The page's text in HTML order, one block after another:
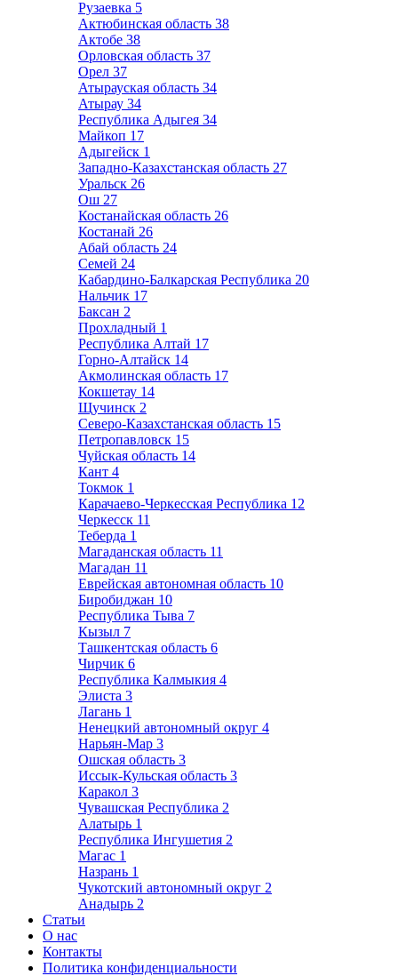
Рузаевка 5
Актюбинская область 38
Актобе 38
Орловская область 37
Орел 37
Атырауская область 34
Атырау 34
Республика Адыгея 34
Майкоп 17
Адыгейск 1
Западно-Казахстанская область 27
Уральск 26
Ош 27
Костанайская область 26
Костанай 26
Абай область 24
Семей 24
Кабардино-Балкарская Республика 20
Нальчик 17
Баксан 2
Прохладный 1
Республика Алтай 17
Горно-Алтайск 14
Акмолинская область 17
Кокшетау 14
Щучинск 2
Северо-Казахстанская область 15
Петропавловск 15
Чуйская область 14
Кант 4
Токмок 1
Карачаево-Черкесская Республика 12
Черкесск 11
Теберда 1
Магаданская область 11
Магадан 11
Еврейская автономная область 10
Биробиджан 10
Республика Тыва 7
Кызыл 7
Ташкентская область 6
Чирчик 6
Республика Калмыкия 4
Элиста 3
Лагань 1
Ненецкий автономный округ 4
Нарьян-Мар 3
Ошская область 3
Иссык-Кульская область 3
Каракол 3
Чувашская Республика 2
Алатырь 1
Республика Ингушетия 2
Магас 1
Назрань 1
Чукотский автономный округ 2
Анадырь 2
Статьи
О нас
Контакты
Политика конфиденциальности